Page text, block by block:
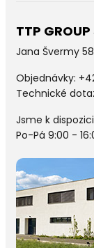
TTP
Jana Švermy
Objednávky:
Technické
Jsme k dispozici
Po-Pá 9:00 -